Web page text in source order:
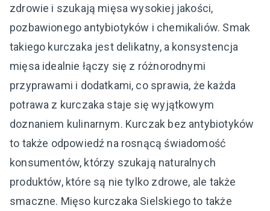
zdrowie i szukają mięsa wysokiej jakości,
pozbawionego antybiotyków i chemikaliów. Smak
takiego kurczaka jest delikatny, a konsystencja
mięsa idealnie łączy się z różnorodnymi
przyprawami i dodatkami, co sprawia, że każda
potrawa z kurczaka staje się wyjątkowym
doznaniem kulinarnym. Kurczak bez antybiotyków
to także odpowiedź na rosnącą świadomość
konsumentów, którzy szukają naturalnych
produktów, które są nie tylko zdrowe, ale także
smaczne. Mięso kurczaka Sielskiego to także